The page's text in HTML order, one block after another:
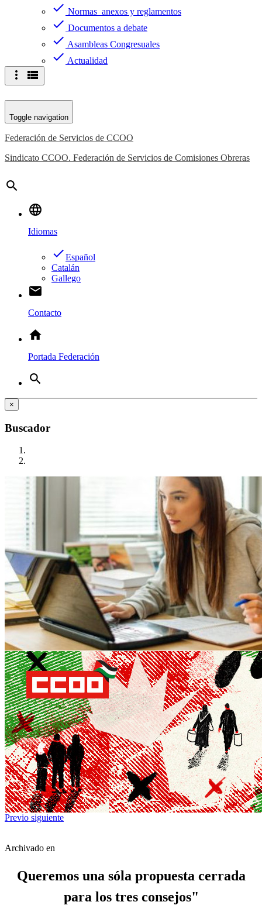
check Normas anexos y reglamentos
check Documentos a debate
check Asambleas Congresuales
check Actualidad
more_vert view_list
Toggle navigation
Federación de Servicios de CCOO
Sindicato CCOO. Federación de Servicios de Comisiones Obreras
search
language
Idiomas
doneEspañol
Catalán
Gallego
email
Contacto
home
Portada Federación
search
×
Buscador
Previo siguiente
Archivado en
Queremos una sóla propuesta cerrada
para los tres consejos"